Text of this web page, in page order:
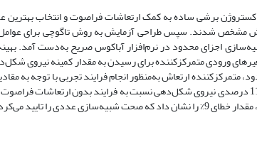
برشی ساده به کمک ارتعاشات فراصوت و انتخاب
مشخص شدند. سپس طراحی آزمایش به روش تاگوچی برای عوامل
اجزای محدود در نرم‌افزار آباکوس صریح به‌دست آمد.
ورودی متمرکزکننده‌ برای رسیدن به مقدار کمینه نیروی
ارتعاش به‌منظور انجام فرایند تجربی با توجه به
قالب اکستروژن برشی ساده متصل گردید. با اعمال ارتعاشات فراصوت، کاهش 11 درصدی نیروی شکل‌دهی نسبت به
را تایید می‌کرد.